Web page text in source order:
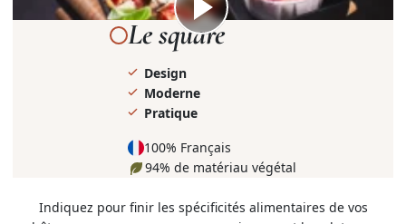
la
Le square
Design
Moderne
Pratique
100% Français
94% de matériau végétal
Indiquez pour finir les spécificités alimentaires de vos